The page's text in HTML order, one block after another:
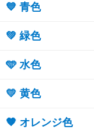
💙 青色
💚 緑色
🩵 水色
💛 黄色
🧡 オレンジ色